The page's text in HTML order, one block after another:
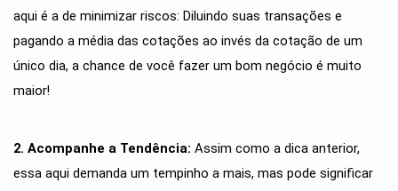
aqui é a de minimizar riscos: Diluindo suas transações e
pagando a média das cotações ao invés da cotação de um
único dia, a chance de você fazer um bom negócio é muito
maior!
2. Acompanhe a Tendência: Assim como a dica anterior,
essa aqui demanda um tempinho a mais, mas pode significar